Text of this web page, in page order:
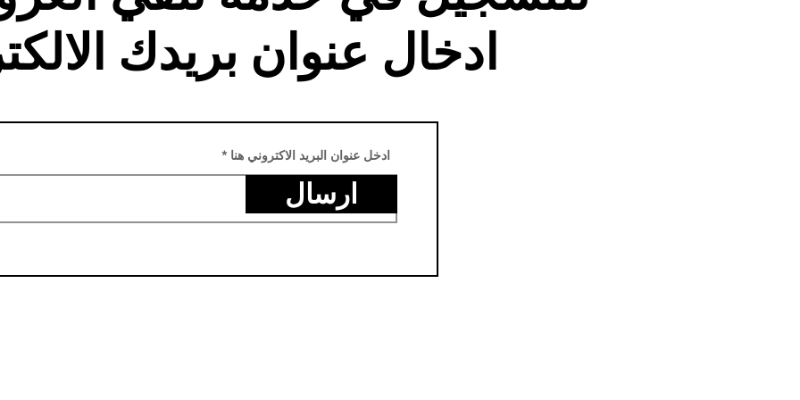
ادخال عنوان بريدك
ادخل عنوان البريد الاكتروني هنا
ارسال